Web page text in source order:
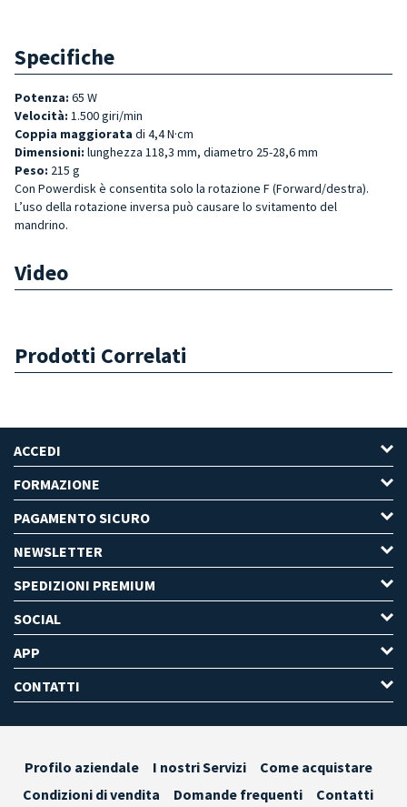
Specifiche
Potenza: 65 W
Velocità: 1.500 giri/min
Coppia maggiorata di 4,4 N·cm
Dimensioni: lunghezza 118,3 mm, diametro 25-28,6 mm
Peso: 215 g
Con Powerdisk è consentita solo la rotazione F (Forward/destra).
L’uso della rotazione inversa può causare lo svitamento del
mandrino.
Video
Prodotti Correlati
ACCEDI
FORMAZIONE
PAGAMENTO SICURO
NEWSLETTER
SPEDIZIONI PREMIUM
SOCIAL
APP
CONTATTI
Profilo aziendale I nostri Servizi
Come acquistare
Condizioni di vendita
Domande frequenti Contatti